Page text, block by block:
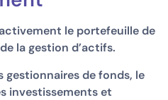
le portefeuille de
la gestion d’actifs.
de fonds, le
investissements et